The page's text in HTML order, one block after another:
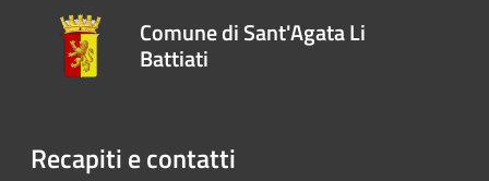
Comune di Sant'Agata Li
Battiati
Recapiti e contatti